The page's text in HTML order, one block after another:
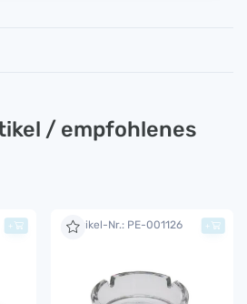
/ empfohlenes
+ Artikel-Nr.: PE-001126 +